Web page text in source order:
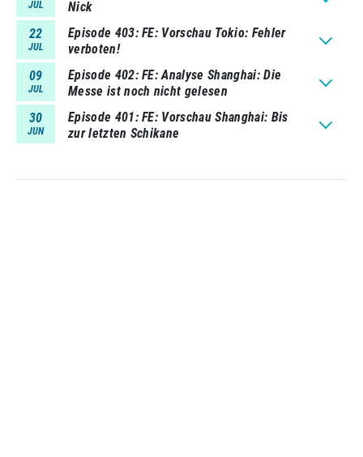
JUL
Nick
22
JUL
Episode 403 FE: Vorschau Tokio: Fehler
verboten!
09
JUL
Episode 402 FE: Analyse Shanghai: Die
Messe ist noch nicht gelesen
30
JUN
Episode 401 FE: Vorschau Shanghai: Bis
zur letzten Schikane